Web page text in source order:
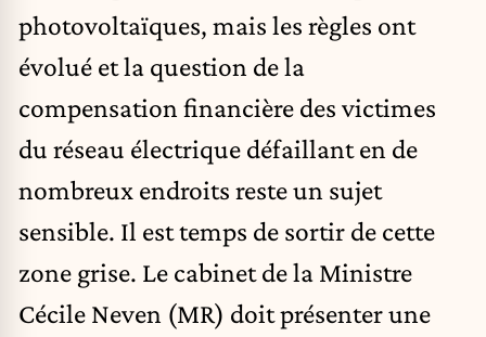
photovoltaïques, mais les règles ont
évolué et la question de la
compensation financière des victimes
du réseau électrique défaillant en de
nombreux endroits reste un sujet
sensible. Il est temps de sortir de cette
zone grise. Le cabinet de la Ministre
Cécile Neven (MR) doit présenter une